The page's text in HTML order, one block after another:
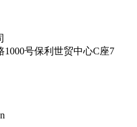
号保利世贸中心C座7
翔